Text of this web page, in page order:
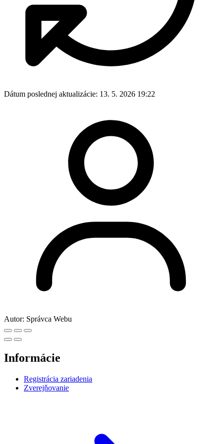
Dátum poslednej aktualizácie: 13. 5. 2026 19:22
Autor: Správca Webu
Informácie
Registrácia zariadenia
Zverejňovanie